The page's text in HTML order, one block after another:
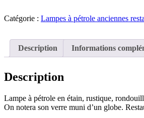
à
étain
LA168
Catégorie : Lampes à pétrole anciennes
Description Informations
Description
Lampe à pétrole en étain, rustique,
On notera son verre muni d’un globe.